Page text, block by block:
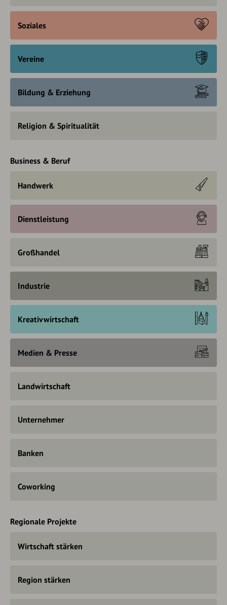
Soziales
Vereine
Bildung & Erziehung
Religion & Spiritualität
Business & Beruf
Handwerk
Dienstleistung
Großhandel
Industrie
Kreativwirtschaft
Medien & Presse
Landwirtschaft
Unternehmer
Banken
Coworking
Regionale Projekte
Wirtschaft stärken
Region stärken